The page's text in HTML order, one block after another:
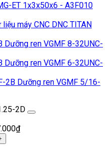
ET 1x3x50x6 - A3F010
máy CNC DNC TITAN
Dưỡng ren VGMF 8-32UNC-
Dưỡng ren VGMF 6-32UNC-
Dưỡng ren VGMF 5/16-
2D
₫